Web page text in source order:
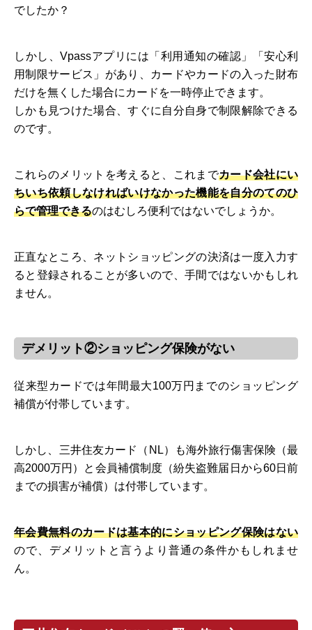
でしたか？
しかし、Vpassアプリには「利用通知の確認」「安心利
用制限サービス」があり、カードやカードの入った財布
だけを無くした場合にカードを一時停止できます。
しかも見つけた場合、すぐに自分自身で制限解除できる
のです。
これらのメリットを考えると、これまでカード会社にい
ちいち依頼しなければいけなかった機能を自分のてのひ
らで管理できるのはむしろ便利ではないでしょうか。
正直なところ、ネットショッピングの決済は一度入力す
ると登録されることが多いので、手間ではないかもしれ
ません。
デメリット②ショッピング保険がない
従来型カードでは年間最大100万円までのショッピング
補償が付帯しています。
しかし、三井住友カード（NL）も海外旅行傷害保険（最
高2000万円）と会員補償制度（紛失盗難届日から60日前
までの損害が補償）は付帯しています。
年会費無料のカードは基本的にショッピング保険はない
ので、デメリットと言うより普通の条件かもしれませ
ん。